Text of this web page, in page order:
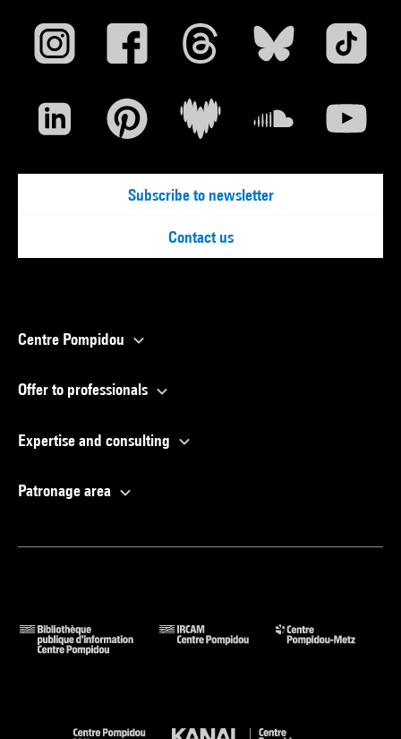
Subscribe to newsletter
Contact us
Centre Pompidou
Offer to professionals
Expertise and consulting
Patronage area